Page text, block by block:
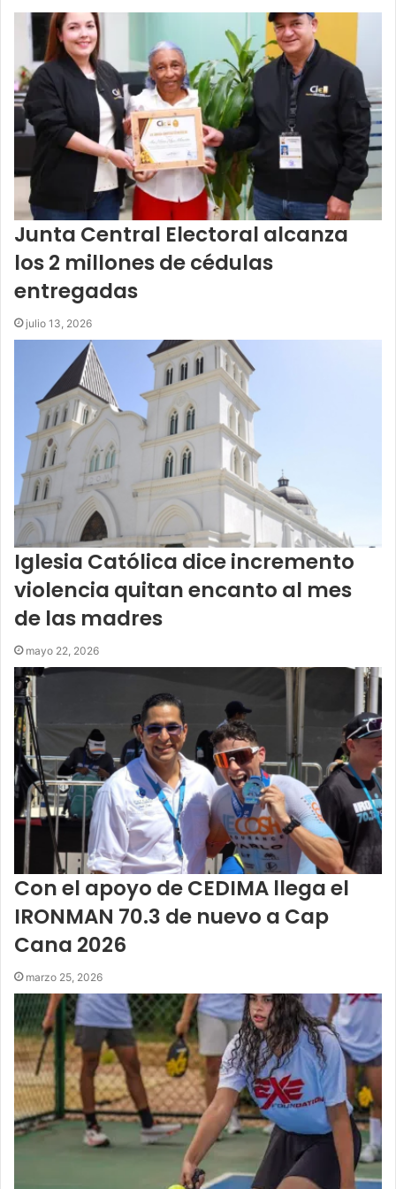
Junta Central Electoral alcanza
los 2 millones de cédulas
entregadas
julio 13, 2026
Iglesia Católica dice incremento
violencia quitan encanto al mes
de las madres
mayo 22, 2026
Con el apoyo de CEDIMA llega el
IRONMAN 70.3 de nuevo a Cap
Cana 2026
marzo 25, 2026